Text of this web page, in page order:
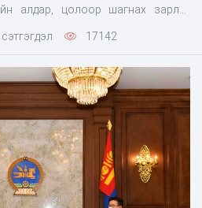
алдар, цолоор шагнах зарлиг
сэтгэгдэл 17142